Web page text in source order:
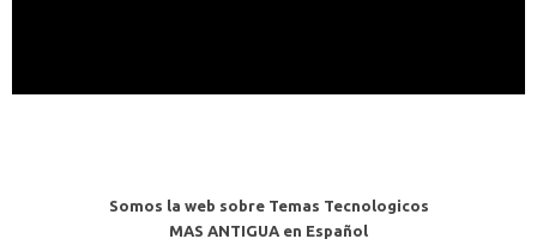
Somos la web sobre Temas Tecnologicos
MAS ANTIGUA en Español